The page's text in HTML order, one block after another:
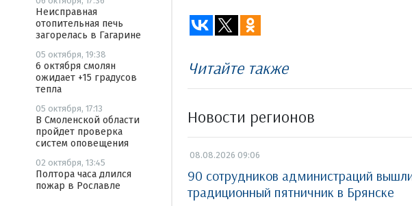
Неисправная
отопительная печь
загорелась в Гагарине
05 октября, 19:38
6 октября смолян
ожидает +15 градусов
тепла
05 октября, 17:13
В Смоленской области
пройдет проверка
систем оповещения
02 октября, 13:45
Полтора часа длился
пожар в Рославле
Читайте также
Новости регионов
08.08.2026 09:06
90 сотрудников администраций
традиционный пятничник в Брянске